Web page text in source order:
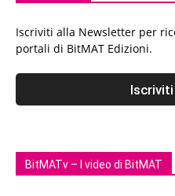
Iscriviti alla Newsletter per
portali di BitMAT Edizioni.
BitMATv – I video di BitMAT